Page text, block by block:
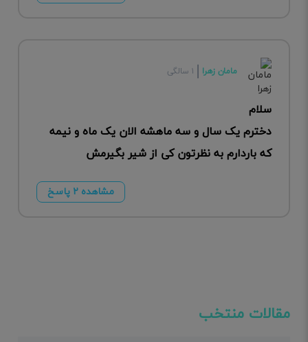
مامان زهرا ۱ سالگی
سلام
دخترم یک سال و سه ماهشه الان یک ماه و نیمه
که باردارم به نظرتون کی از شیر بگیرمش
مشاهده ۲ پاسخ
مقالات منتخب